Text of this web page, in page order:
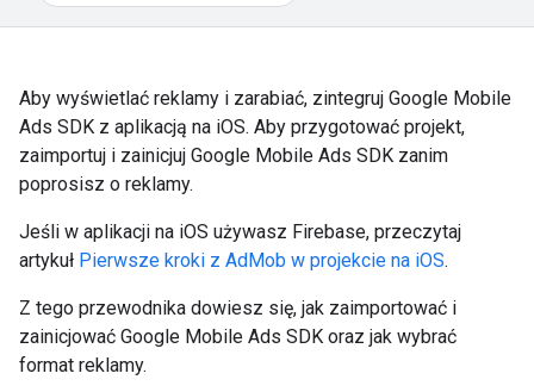
Aby wyświetlać reklamy i zarabiać, zintegruj Google Mobile
Ads SDK z aplikacją na iOS. Aby przygotować projekt,
zaimportuj i zainicjuj Google Mobile Ads SDK zanim
poprosisz o reklamy.
Jeśli w aplikacji na iOS używasz Firebase, przeczytaj
artykuł Pierwsze kroki z AdMob w projekcie na iOS.
Z tego przewodnika dowiesz się, jak zaimportować i
zainicjować Google Mobile Ads SDK oraz jak wybrać
format reklamy.